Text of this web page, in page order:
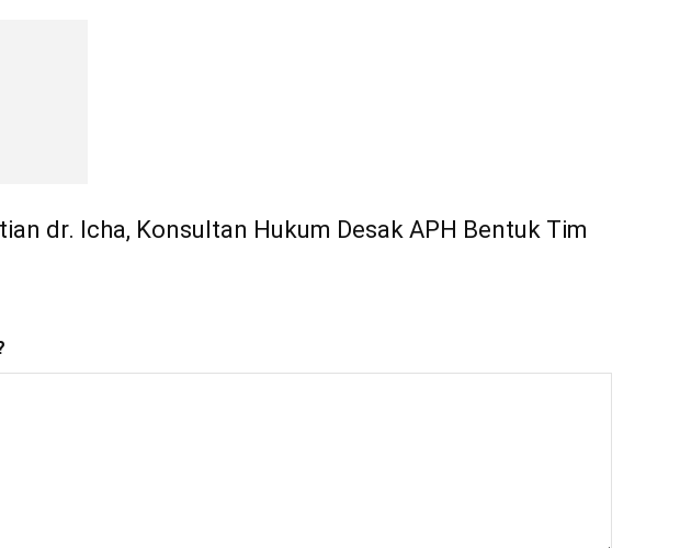
dr. Icha, Konsultan Hukum Desak APH Bentuk Tim